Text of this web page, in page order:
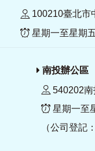
100210臺北市
星期一至星期
南投辦公區
540202
星期一至
（公司登記